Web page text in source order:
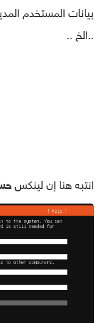
بيانات المستخدم
..الخ ..
انتبه هنا إن لينكس